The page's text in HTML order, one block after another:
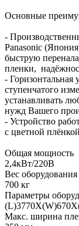
Основные
-
Panasonic
быструю
пленки,
- Горизонтальная
ступенчатого
устанавливать
нужд Вашего
- Устройство
с цветной
Общая мощность
2,4кВт/220В
Вес оборудования
700 кг
Параметры
Макс. ширина